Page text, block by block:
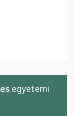
egyetemi